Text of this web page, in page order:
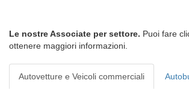
Le nostre Associate per settore. Puoi fare
ottenere maggiori informazioni.
Autovetture e Veicoli commerciali